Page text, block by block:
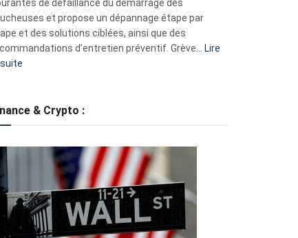
de défaillance du démarrage des
et propose un dépannage étape par
et des solutions ciblées, ainsi que des
d’entretien préventif. Grève…
Lire
suite
tondeuses
démarrage
courants
et
guide
d’auto-
& Crypto :